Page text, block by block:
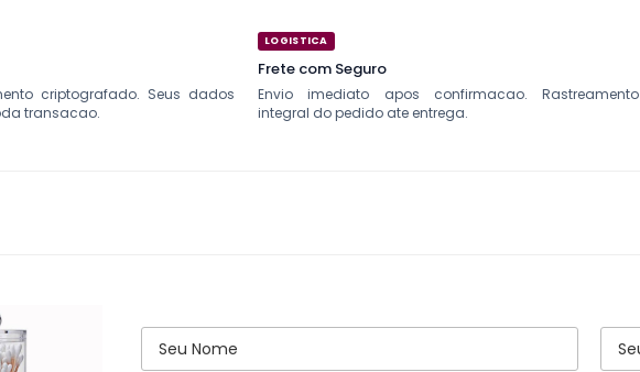
criptografado. Seus dados
transacao.
LOGISTICA
Frete com Seguro
Envio imediato apos confirmacao. Rastreamento
integral do pedido ate entrega.